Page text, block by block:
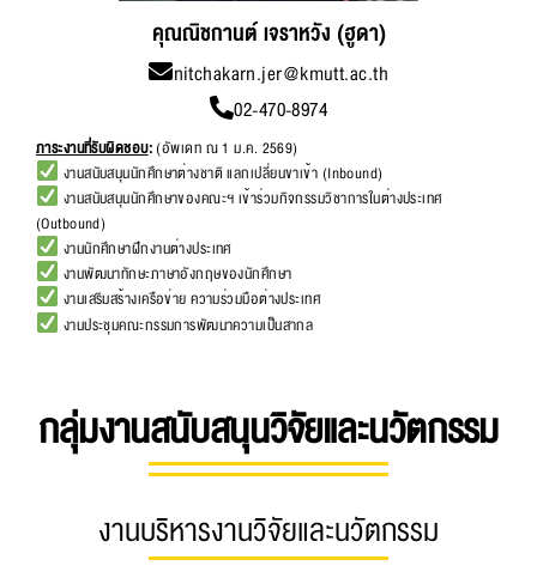
คุณณิชกานต์ เจราหวัง (ฮูดา)
nitchakarn.jer@kmutt.ac.th
02-470-8974
ภาระงานที่รับผิดชอบ:(อัพเดท ณ 1 ม.ค. 2569)
งานสนับสนุนนักศึกษาต่างชาติ แลกเปลี่ยนขาเข้า (Inbound)
งานสนับสนุนนักศึกษาของคณะฯ เข้าร่วมกิจกรรมวิชาการในต่างประเทศ
(Outbound)
งานนักศึกษาฝึกงานต่างประเทศ
งานพัฒนาทักษะภาษาอังกฤษของนักศึกษา
งานเสริมสร้างเครือข่าย ความร่วมมือต่างประเทศ
งานประชุมคณะกรรมการพัฒนาความเป็นสากล
กลุ่มงานสนับสนุนวิจัยและนวัตกรรม
งานบริหารงานวิจัยและนวัตกรรม